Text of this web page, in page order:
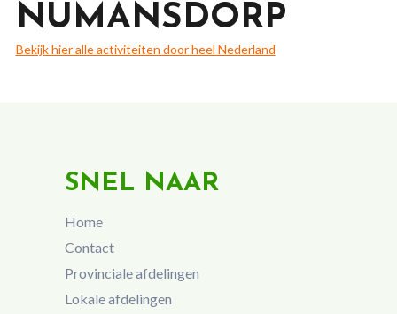
NUMANSDORP
Bekijk hier alle activiteiten door heel Nederland
SNEL NAAR
Home
Contact
Provinciale afdelingen
Lokale afdelingen